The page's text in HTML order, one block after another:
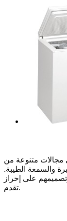
متنوعة من
والسمعة الطيبة.
على إحراز
تقدم.